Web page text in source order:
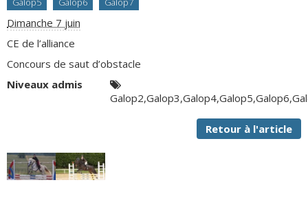
Dimanche 7 juin
CE de l’alliance
Concours de saut d’obstacle
Niveaux admis
Retour à l'article